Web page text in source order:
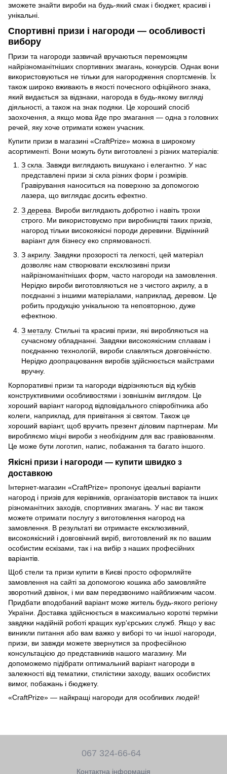
зможете знайти вироби на будь-який смак і бюджет, красиві і
унікальні.
Спортивні призи і нагороди — особливості
вибору
Призи та нагороди зазвичай вручаються переможцям
найрізноманітніших спортивних змагань, конкурсів. Однак вони
використовуються не тільки для нагородження спортсменів. Їх
також широко вживають в якості почесного офіційного знака,
який видається за відзнаки, нагорода в будь-якому вигляді
діяльності, а також на знак подяки. Це хороший спосіб
заохочення, а якщо мова йде про змагання — одна з головних
речей, яку хоче отримати кожен учасник.
Купити призи в магазині «CraftPrize» можна в широкому
асортименті. Вони можуть бути виготовлені з різних матеріалів:
З скла. Завжди виглядають вишукано і елегантно. У нас
представлені призи зі скла різних форм і розмірів.
Гравірування наноситься на поверхню за допомогою
лазера, що виглядає досить ефектно.
З дерева . Вироби виглядають добротно і навіть трохи
строго. Ми використовуємо при виробництві таких призів,
нагород тільки високоякісні породи деревини. Відмінний
варіант для бізнесу еко спрямованості.
З акрилу. Завдяки прозорості та легкості, цей матеріал
дозволяє нам створювати ексклюзивні призи
найрізноманітніших форм, часто нагороди на замовлення.
Нерідко вироби виготовляються не з чистого акрилу, а в
поєднанні з іншими матеріалами, наприклад, деревом. Це
робить продукцію унікальною та неповторною, дуже
ефектною.
З металу. Стильні та красиві призи, які виробляються на
сучасному обладнанні. Завдяки високоякісним сплавам і
поєднанню технологій, вироби славляться довговічністю.
Нерідко доопрацювання виробів здійснюється майстрами
вручну.
Корпоративні призи та нагороди відрізняються від кубків
конструктивними особливостями і зовнішнім виглядом. Це
хороший варіант нагород відповідального співробітника або
колеги, наприклад, для привітання зі святом. Також це
хороший варіант, щоб вручить презент діловим партнерам. Ми
виробляємо міцні вироби з необхідним для вас гравіюванням.
Це може бути логотип, напис, побажання та багато іншого.
Якісні призи і нагороди — купити швидко з
доставкою
Інтернет-магазин «CraftPrize» пропонує ідеальні варіанти
нагород і призів для керівників, організаторів виставок та інших
різноманітних заходів, спортивних змагань. У нас ви також
можете отримати послугу з виготовлення нагород на
замовлення. В результаті ви отримаєте ексклюзивний,
високоякісний і довговічний виріб, виготовлений як по вашим
особистим ескізами, так і на вибір з наших професійних
варіантів.
Щоб стели та призи купити в Києві просто оформляйте
замовлення на сайті за допомогою кошика або замовляйте
зворотний дзвінок, і ми вам передзвонимо найближчим часом.
Придбати вподобаний варіант може житель будь-якого регіону
України. Доставка здійснюється в максимально короткі терміни
завдяки надійній роботі кращих кур'єрських служб. Якщо у вас
виникли питання або вам важко у виборі то чи іншої нагороди,
призи, ви завжди можете звернутися за професійною
консультацією до представників нашого магазину. Ми
допоможемо підібрати оптимальний варіант нагороди в
залежності від тематики, стилістики заходу, ваших особистих
вимог, побажань і бюджету.
«CraftPrize» — найкращі нагороди для особливих людей!
067 324-66-64
Контактна інформація